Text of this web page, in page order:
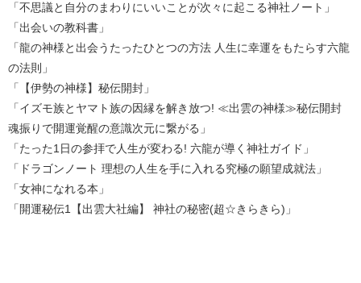
「不思議と自分のまわりにいいことが次々に起こる神社ノート」
「出会いの教科書」
「龍の神様と出会うたったひとつの方法 人生に幸運をもたらす六龍
の法則」
「【伊勢の神様】秘伝開封」
「イズモ族とヤマト族の因縁を解き放つ! ≪出雲の神様≫秘伝開封
魂振りで開運覚醒の意識次元に繋がる」
「たった1日の参拝で人生が変わる! 六龍が導く神社ガイド」
「ドラゴンノート 理想の人生を手に入れる究極の願望成就法」
「女神になれる本」
「開運秘伝1【出雲大社編】 神社の秘密(超☆きらきら)」